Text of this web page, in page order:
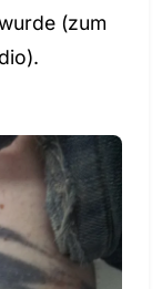
(zum